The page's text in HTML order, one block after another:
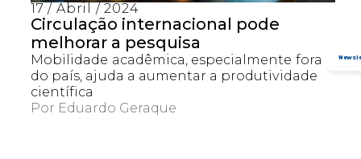
17 / Abril / 2024
Circulação internacional pode
melhorar a pesquisa
Mobilidade acadêmica, especialmente fora
do país, ajuda a aumentar a produtividade
científica
Por Eduardo Geraque